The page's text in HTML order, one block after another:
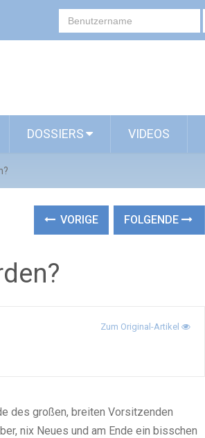
DOSSIERS VIDEOS
VORIGE FOLGENDE
Zum Original-Artikel
des großen, breiten Vorsitzenden
nix Neues und am Ende ein bisschen